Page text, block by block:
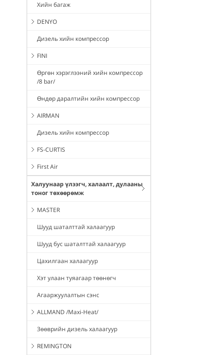
Хийн багаж
DENYO
Дизель хийн компрессор
FINI
Өргөн хэрэглээний хийн компрессор
/8 bar/
Өндөр даралтийн хийн компрессор
AIRMAN
Дизель хийн компрессор
FS-CURTIS
First Air
Халуунаар үлээгч, халаалт, дулааны
тоног төхөөрөмж
MASTER
Шууд шаталттай халаагуур
Шууд бус шаталттай халаагуур
Цахилгаан халаагуур
Хэт улаан туяагаар төөнөгч
Агааржуулалтын сэнс
ALLMAND /Maxi-Heat/
Зөөврийн дизель халаагуур
REMINGTON